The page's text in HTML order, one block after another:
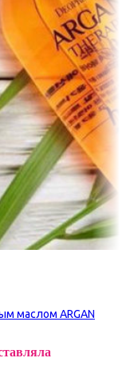
маслом ARGAN